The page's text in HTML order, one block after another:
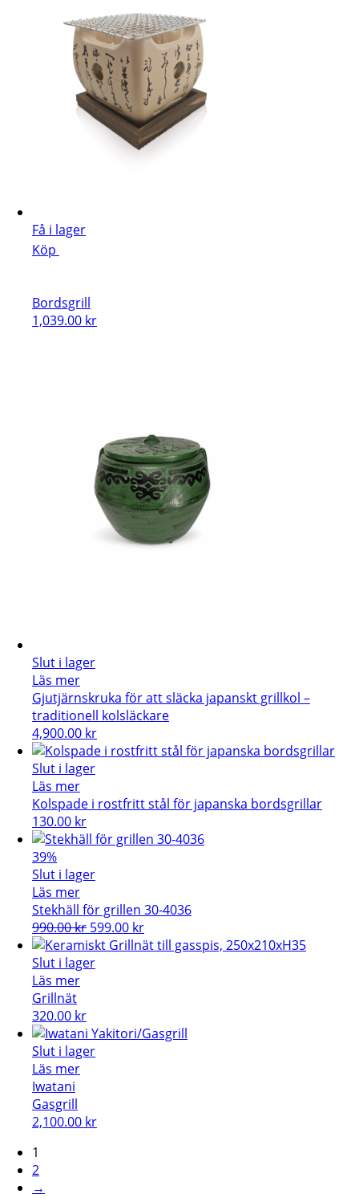
Få i lager
Köp
Bordsgrill
1,039.00 kr
Slut i lager
Läs mer
Gjutjärnskruka för att släcka japanskt grillkol –
traditionell kolsläckare
4,900.00 kr
Slut i lager
Läs mer
Kolspade i rostfritt stål för japanska bordsgrillar
130.00 kr
39%
Slut i lager
Läs mer
Stekhäll för grillen 30-4036
990.00kr Det
ursprungliga
priset
599.00 krDet
nuvarande
Slut i lager
Läs mer
Grillnät
320.00 kr
Slut i lager
Läs mer
Iwatani
Gasgrill
2,100.00 kr
1
2
→